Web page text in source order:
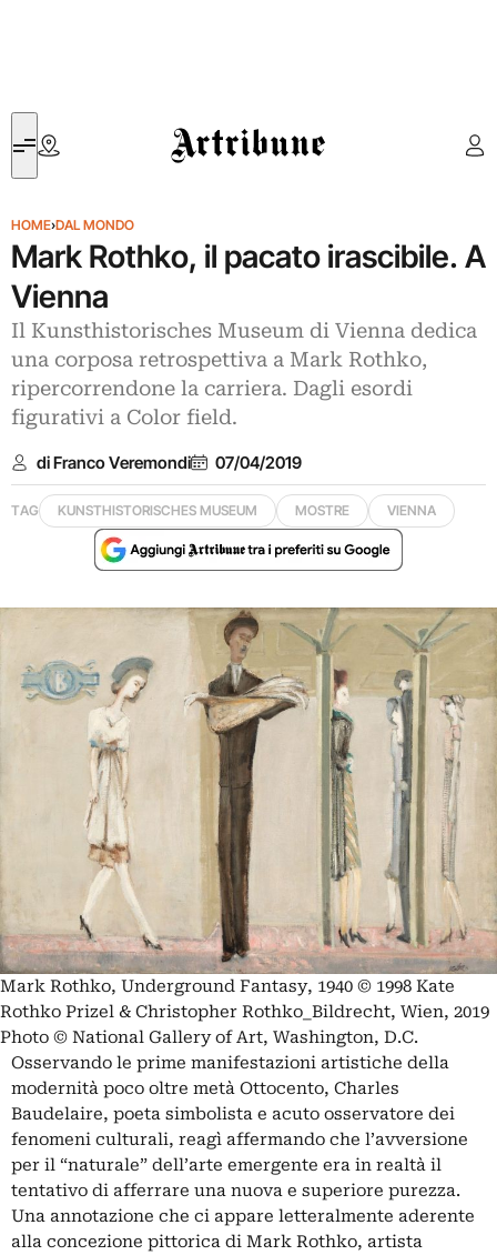
Artribune
HOME›DAL MONDO
Mark Rothko, il pacato irascibile. A
Vienna
Il Kunsthistorisches Museum di Vienna dedica
una corposa retrospettiva a Mark Rothko,
ripercorrendone la carriera. Dagli esordi
figurativi a Color field.
di Franco Veremondi 07/04/2019
TAG KUNSTHISTORISCHES MUSEUM MOSTRE VIENNA
Mark Rothko, Underground Fantasy, 1940 © 1998 Kate
Rothko Prizel & Christopher Rothko_Bildrecht, Wien, 2019
Photo © National Gallery of Art, Washington, D.C.
Osservando le prime manifestazioni artistiche della
modernità poco oltre metà Ottocento, Charles
Baudelaire, poeta simbolista e acuto osservatore dei
fenomeni culturali, reagì affermando che l’avversione
per il “naturale” dell’arte emergente era in realtà il
tentativo di afferrare una nuova e superiore purezza.
Una annotazione che ci appare letteralmente aderente
alla concezione pittorica di Mark Rothko, artista